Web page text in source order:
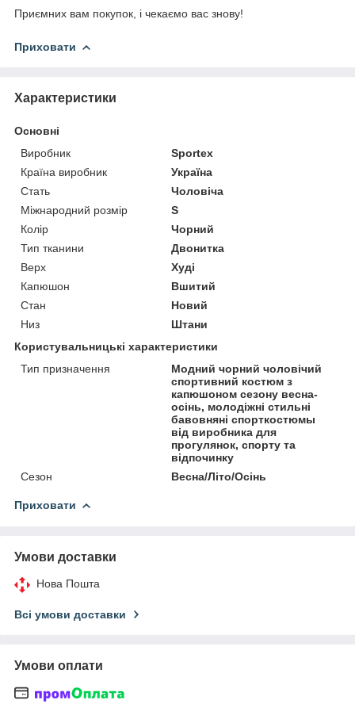
Приємних вам покупок, і чекаємо вас знову!
Приховати
Характеристики
Основні
Виробник
Sportex
Країна виробник
Україна
Стать
Чоловіча
Міжнародний розмір
S
Колір
Чорний
Тип тканини
Двонитка
Верх
Худі
Капюшон
Вшитий
Стан
Новий
Низ
Штани
Користувальницькі характеристики
Тип призначення
Модний чорний чоловічий
спортивний костюм з
капюшоном сезону весна-
осінь, молодіжні стильні
бавовняні спорткостюмы
від виробника для
прогулянок, спорту та
відпочинку
Сезон
Весна/Літо/Осінь
Приховати
Умови доставки
Нова Пошта
Всі умови доставки
Умови оплати